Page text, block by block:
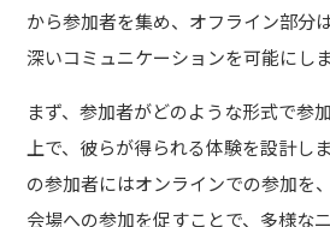
から参加者を集め、オフライン部分
深いコミュニケーションを可能にしま
まず、参加者がどのような形式で参
上で、彼らが得られる体験を設計し
の参加者にはオンラインでの参加を
会場への参加を促すことで、多様な